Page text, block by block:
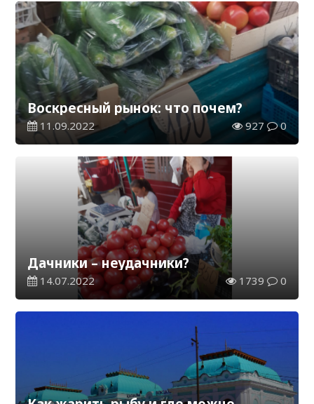
Воскресный рынок: что почем?
11.09.2022 927 0
Дачники – неудачники?
14.07.2022 1739 0